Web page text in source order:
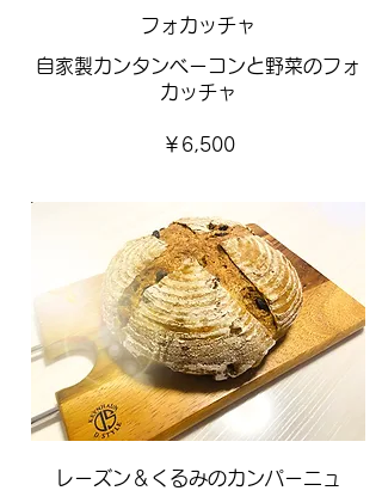
フォカッチャ
自家製カンタンベーコンと野菜のフォ
カッチャ
￥6,500
レーズン＆くるみのカンパーニュ